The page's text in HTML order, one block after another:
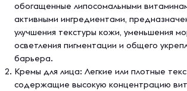
обогащенные липосомальными
активными ингредиентами,
улучшения текстуры кожи, уменьшения
осветления пигментации и общего
барьера.
Кремы для лица: Легкие или плотные
содержащие высокую концентрацию